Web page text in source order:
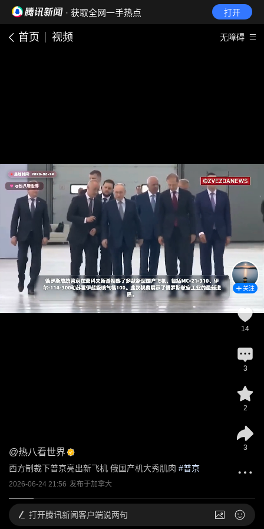
· 获取全网一手热点 打开
首页 视频 无障碍
@热八看世界
西方制裁下普京亮出新飞机 俄国产机大秀肌肉 #普京
2026-06-24 21:56 发布于加拿大
关注
14
3
2
3
打开腾讯新闻客户端说两句